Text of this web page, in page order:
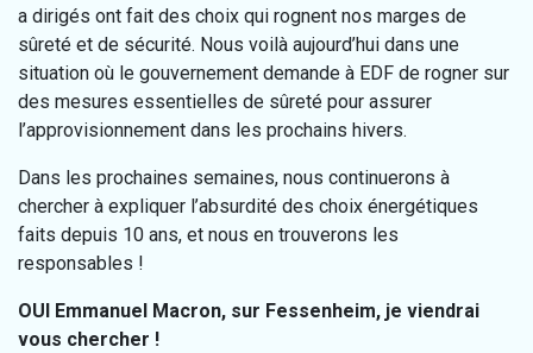
a dirigés ont fait des choix qui rognent nos marges de
sûreté et de sécurité. Nous voilà aujourd’hui dans une
situation où le gouvernement demande à EDF de rogner sur
des mesures essentielles de sûreté pour assurer
l’approvisionnement dans les prochains hivers.
Dans les prochaines semaines, nous continuerons à
chercher à expliquer l’absurdité des choix énergétiques
faits depuis 10 ans, et nous en trouverons les
responsables !
OUI Emmanuel Macron, sur Fessenheim, je viendrai
vous chercher !